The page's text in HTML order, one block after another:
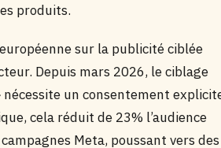
produits.
sur la publicité ciblée
Depuis mars 2026, le ciblage
un consentement
cela réduit de 23% l’audience
Meta, poussant vers des